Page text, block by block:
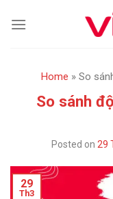
Home » So
So sánh
Posted on 29
29
Th3